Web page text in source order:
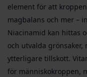
element för att
magbalans och mer –
Niacinamid kan hittas
och utvalda
ytterligare tillskott.
för människokroppen,